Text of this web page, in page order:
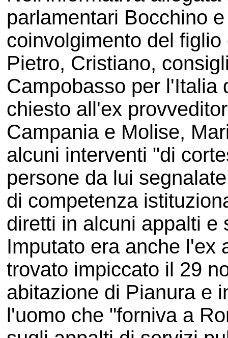
parlamentari Bocchino
coinvolgimento del
Pietro, Cristiano,
Campobasso per l'Italia
chiesto all'ex
Campania e Molise,
alcuni interventi "di
persone da lui
di competenza
diretti in alcuni appalti e
Imputato era anche l'ex
trovato impiccato il 29
abitazione di Pianura e
l'uomo che "forniva a